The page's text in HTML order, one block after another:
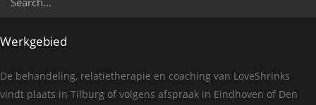
Werkgebied
De behandeling, relatietherapie en coaching van LoveShrinks
vindt plaats in Tilburg of volgens afspraak in Eindhoven of Den